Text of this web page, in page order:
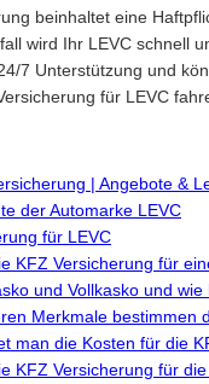
beinhaltet eine
wird Ihr LEVC schnell
7 Unterstützung und
für LEVC
| Angebote &
der Automarke LEVC
für LEVC
KFZ Versicherung für
und Vollkasko und
Merkmale bestimmen
man die Kosten für die
KFZ Versicherung für